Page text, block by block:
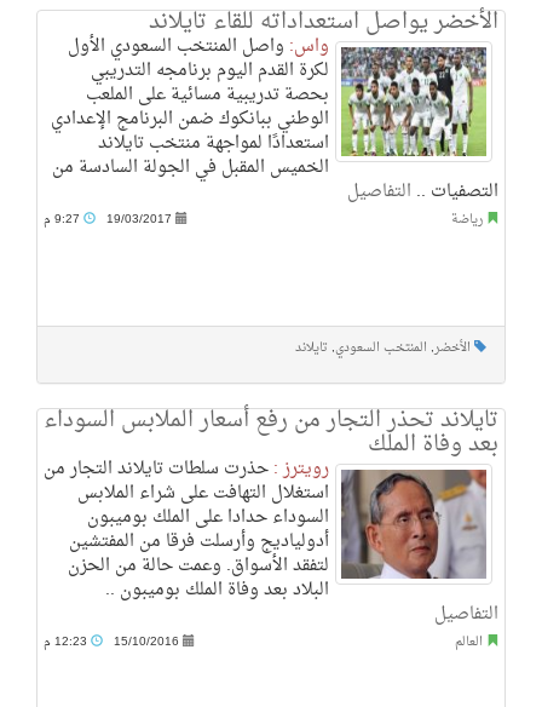
الأخضر يواصل استعداداته للقاء تايلاند
واس: واصل المنتخب السعودي الأول
لكرة القدم اليوم برنامجه التدريبي
بحصة تدريبية مسائية على الملعب
الوطني ببانكوك ضمن البرنامج الإعدادي
استعدادًا لمواجهة منتخب تايلاند
الخميس المقبل في الجولة السادسة من
التصفيات .. التفاصيل
رياضة 19/03/2017
الأخضر, المنتخب السعودي, تايلاند
تايلاند تحذر التجار من رفع أسعار الملابس السوداء
بعد وفاة الملك
رويترز :حذرت سلطات تايلاند التجار من
استغلال التهافت على شراء الملابس
السوداء حدادا على الملك بوميبون
أدولياديج وأرسلت فرقا من المفتشين
لتفقد الأسواق. وعمت حالة من الحزن
البلاد بعد وفاة الملك بوميبون ..
التفاصيل
العالم 15/10/2016